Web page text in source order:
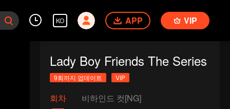
KO APP VIP
Lady Boy Friends The Series
9회까지 업데이트 VIP
회차 비하인드 컷[NG]